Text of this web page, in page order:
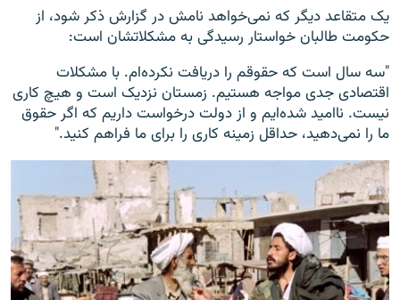
یک متقاعد دیگر که نمی‌خواهد نامش در گزارش ذکر شود، از
حکومت طالبان خواستار رسیدگی به مشکلاتشان است:
"سه سال است که حقوقم را دریافت نکرده‌ام. با مشکلات
اقتصادی جدی مواجه هستیم. زمستان نزدیک است و هیچ کاری
نیست. ناامید شده‌ایم و از دولت درخواست داریم که اگر حقوق
ما را نمی‌دهید، حداقل زمینه کاری را برای ما فراهم کنید."